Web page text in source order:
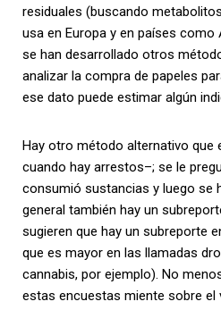
residuales (buscando
usa en Europa y en países
se han desarrollado otros
analizar la compra de papeles
ese dato puede estimar algún
Hay otro método alternativo que
cuando hay arrestos–; se le
consumió sustancias y luego se
general también hay un
sugieren que hay un subreporte
que es mayor en las llamadas
cannabis, por ejemplo). No
estas encuestas miente sobre el